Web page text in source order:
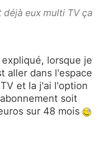
eux multi TV ça
lorsque je
aller dans l'espace
et la j'ai l'option
soit
sur 48 mois